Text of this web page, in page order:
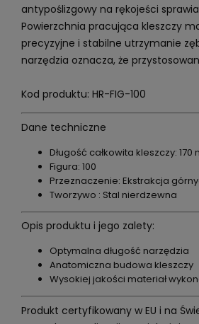
antypoślizgowy na rękojeści
Powierzchnia pracująca kleszczy
precyzyjne i stabilne utrzymanie
narzędzia oznacza, że
Kod produktu: HR-FIG-100
Dane techniczne
Długość całkowita kleszczy: 170
Figura: 100
Przeznaczenie: Ekstrakcja
Tworzywo : Stal nierdzewna
Opis produktu i jego zalety:
Optymalna długość narzędzia
Anatomiczna budowa kleszczy
Wysokiej jakości materiał
Produkt certyfikowany w EU i na